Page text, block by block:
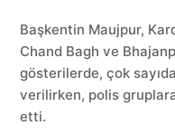
Başkentin Maujpur,
Chand Bagh ve
gösterilerde, çok
verilirken, polis
etti.